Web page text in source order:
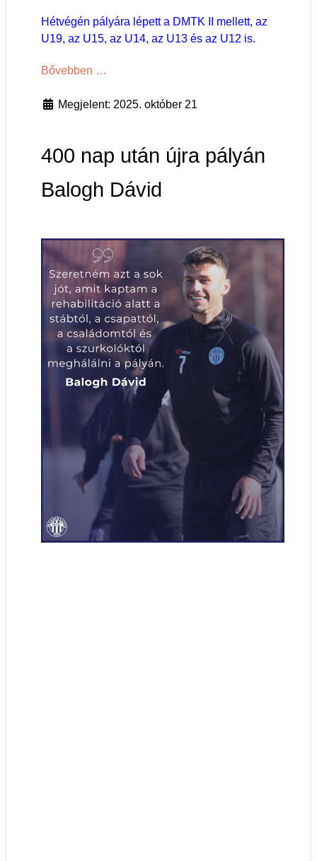
Hétvégén pályára lépett a DMTK II mellett, az
U19, az U15, az U14, az U13 és az U12 is.
Bővebben …
Megjelent: 2025. október 21
400 nap után újra pályán
Balogh Dávid